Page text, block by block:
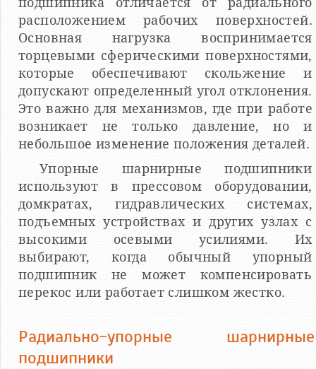
расположением рабочих поверхностей.
Основная нагрузка воспринимается
торцевыми сферическими поверхностями,
которые обеспечивают скольжение и
допускают определенный угол отклонения.
Это важно для механизмов, где при работе
возникает не только давление, но и
небольшое изменение положения деталей.
Упорные шарнирные подшипники
используют в прессовом оборудовании,
домкратах, гидравлических системах,
подъемных устройствах и других узлах с
высокими осевыми усилиями. Их
выбирают, когда обычный упорный
подшипник не может компенсировать
перекос или работает слишком жестко.
Радиально-упорные шарнирные
подшипники